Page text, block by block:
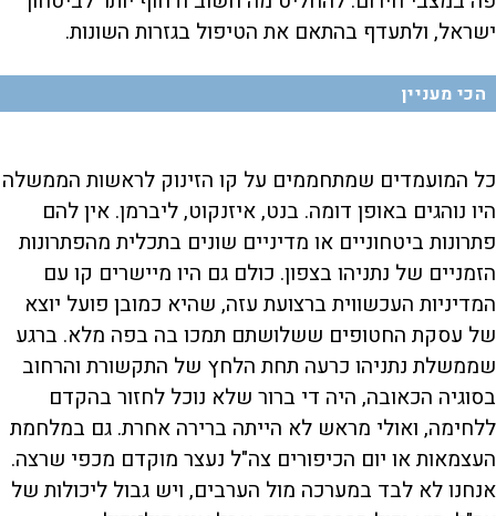
ישראל, ולתעדף בהתאם את הטיפול בגזרות השונות.
הכי מעניין
כל המועמדים שמתחממים על קו הזינוק לראשות הממשלה
היו נוהגים באופן דומה. בנט, איזנקוט, ליברמן. אין להם
פתרונות ביטחוניים או מדיניים שונים בתכלית מהפתרונות
הזמניים של נתניהו בצפון. כולם גם היו מיישרים קו עם
המדיניות העכשווית ברצועת עזה, שהיא כמובן פועל יוצא
של עסקת החטופים ששלושתם תמכו בה בפה מלא. ברגע
שממשלת נתניהו כרעה תחת הלחץ של התקשורת והרחוב
בסוגיה הכאובה, היה די ברור שלא נוכל לחזור בהקדם
ללחימה, ואולי מראש לא הייתה ברירה אחרת. גם במלחמת
העצמאות או יום הכיפורים צה"ל נעצר מוקדם מכפי שרצה.
אנחנו לא לבד במערכה מול הערבים, ויש גבול ליכולות של